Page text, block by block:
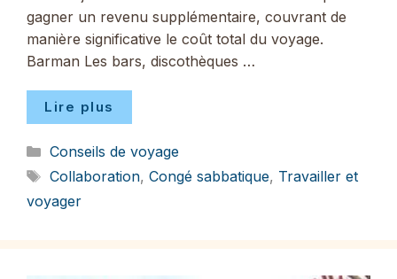
gagner un revenu supplémentaire, couvrant de
manière significative le coût total du voyage.
Barman Les bars, discothèques …
Lire plus
Catégories
Conseils de voyage
Étiquettes
Collaboration, Congé sabbatique, Travailler et
voyager